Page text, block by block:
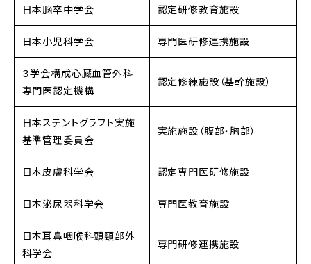
日本脳卒中学会 認定研修教育施設
日本小児科学会 専門医研修連携施設
３学会構成心臓血管外科
専門医認定機構
認定修練施設（基幹施設）
日本ステントグラフト実施
基準管理委員会
実施施設（腹部・胸部）
日本皮膚科学会 認定専門医研修施設
日本泌尿器科学会 専門医教育施設
日本耳鼻咽喉科頭頸部外
科学会
専門研修連携施設